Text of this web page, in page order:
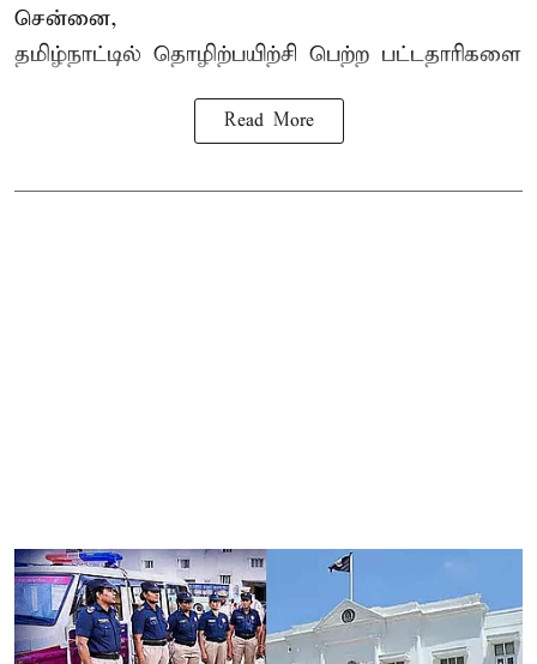
சென்னை,
தமிழ்நாட்டில் தொழிற்பயிற்சி பெற்ற பட்டதாரிகளை
Read More